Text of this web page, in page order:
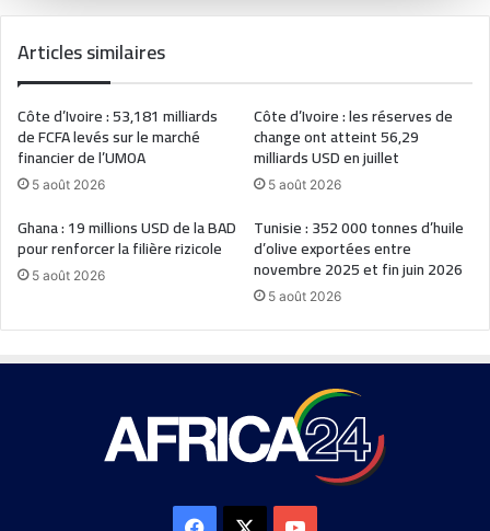
Articles similaires
Côte d’Ivoire : 53,181 milliards
de FCFA levés sur le marché
financier de l’UMOA
5 août 2026
Côte d’Ivoire : les réserves de
change ont atteint 56,29
milliards USD en juillet
5 août 2026
Ghana : 19 millions USD de la BAD
pour renforcer la filière rizicole
5 août 2026
Tunisie : 352 000 tonnes d’huile
d’olive exportées entre
novembre 2025 et fin juin 2026
5 août 2026